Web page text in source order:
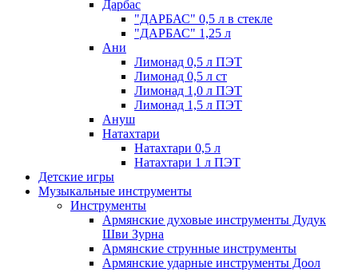
Дарбас
"ДАРБАС" 0,5 л в стекле
"ДАРБАС" 1,25 л
Ани
Лимонад 0,5 л ПЭТ
Лимонад 0,5 л ст
Лимонад 1,0 л ПЭТ
Лимонад 1,5 л ПЭТ
Ануш
Натахтари
Натахтари 0,5 л
Натахтари 1 л ПЭТ
Детские игры
Музыкальные инструменты
Инструменты
Армянские духовые инструменты Дудук
Шви Зурна
Армянские струнные инструменты
Армянские ударные инструменты Доол